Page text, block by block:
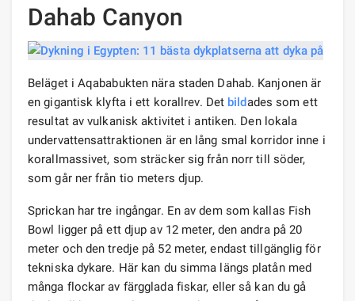
Dahab Canyon
Beläget i Aqababukten nära staden Dahab. Kanjonen är
en gigantisk klyfta i ett korallrev. Det bildades som ett
resultat av vulkanisk aktivitet i antiken. Den lokala
undervattensattraktionen är en lång smal korridor inne i
korallmassivet, som sträcker sig från norr till söder,
som går ner från tio meters djup.
Sprickan har tre ingångar. En av dem som kallas Fish
Bowl ligger på ett djup av 12 meter, den andra på 20
meter och den tredje på 52 meter, endast tillgänglig för
tekniska dykare. Här kan du simma längs platån med
många flockar av färgglada fiskar, eller så kan du gå